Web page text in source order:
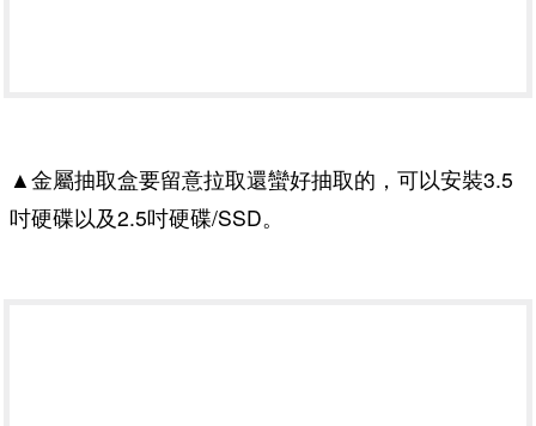
▲金屬抽取盒要留意拉取還蠻好抽取的，可以安裝3.5
吋硬碟以及2.5吋硬碟/SSD。